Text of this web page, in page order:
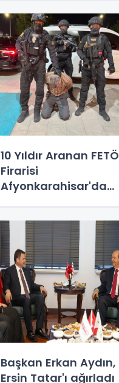
10 Yıldır Aranan FETÖ
Firarisi
Afyonkarahisar'da
Başkan Erkan Aydın,
Ersin Tatar'ı ağırladı